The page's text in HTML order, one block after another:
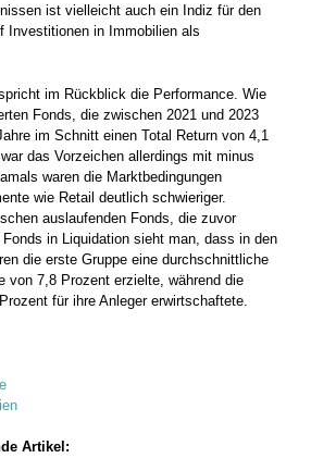
ist vielleicht auch ein Indiz für den
Investitionen in Immobilien als
im Rückblick die Performance. Wie
Fonds, die zwischen 2021 und 2023
im Schnitt einen Total Return von 4,1
das Vorzeichen allerdings mit minus
waren die Marktbedingungen
wie Retail deutlich schwieriger.
auslaufenden Fonds, die zuvor
in Liquidation sieht man, dass in den
die erste Gruppe eine durchschnittliche
von 7,8 Prozent erzielte, während die
für ihre Anleger erwirtschaftete.
Artikel: